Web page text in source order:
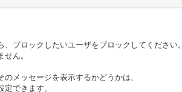
、ブロックしたいユーザをブロックしてください。
ん。
メッセージを表示するかどうかは、
できます。